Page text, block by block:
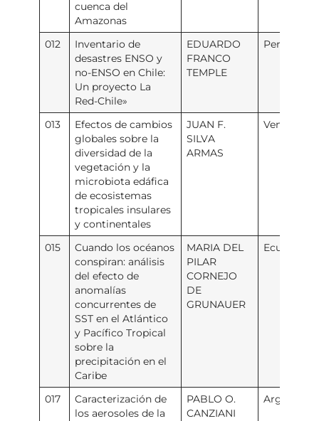
cuenca del
Amazonas
012
Inventario de
desastres ENSO y
no-ENSO en Chile:
Un proyecto La
Red-Chile»
EDUARDO
FRANCO
TEMPLE
Perú
013
Efectos de cambios
globales sobre la
diversidad de la
vegetación y la
microbiota edáfica
de ecosistemas
tropicales insulares
y continentales
JUAN F.
SILVA
ARMAS
Venezuela
015
Cuando los océanos
conspiran: análisis
del efecto de
anomalías
concurrentes de
SST en el Atlántico
y Pacífico Tropical
sobre la
precipitación en el
Caribe
MARIA DEL
PILAR
CORNEJO
DE
GRUNAUER
Ecuador
017
Caracterización de
los aerosoles de la
PABLO O.
CANZIANI
Argentina